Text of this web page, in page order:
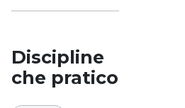
Discipline
che pratico